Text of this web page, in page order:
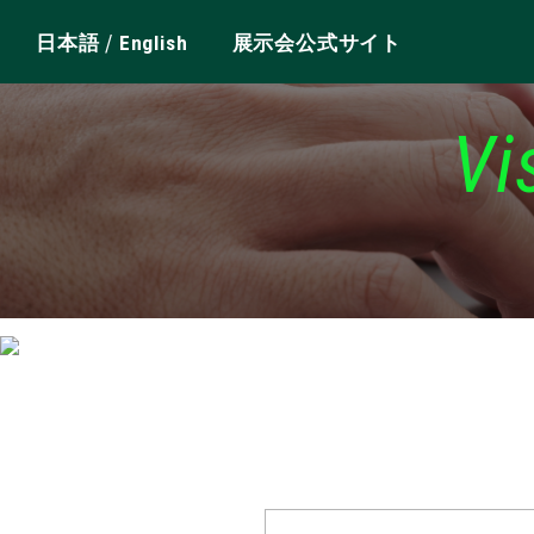
日本語/ English 展示会公式サイト